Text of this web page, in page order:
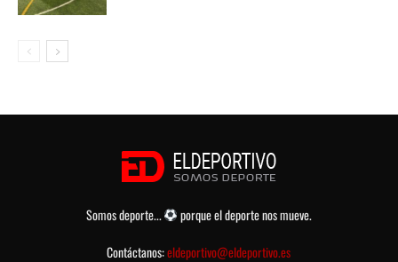
Somos deporte...
porque el deporte nos mueve.
Contáctanos:eldeportivo@eldeportivo.es